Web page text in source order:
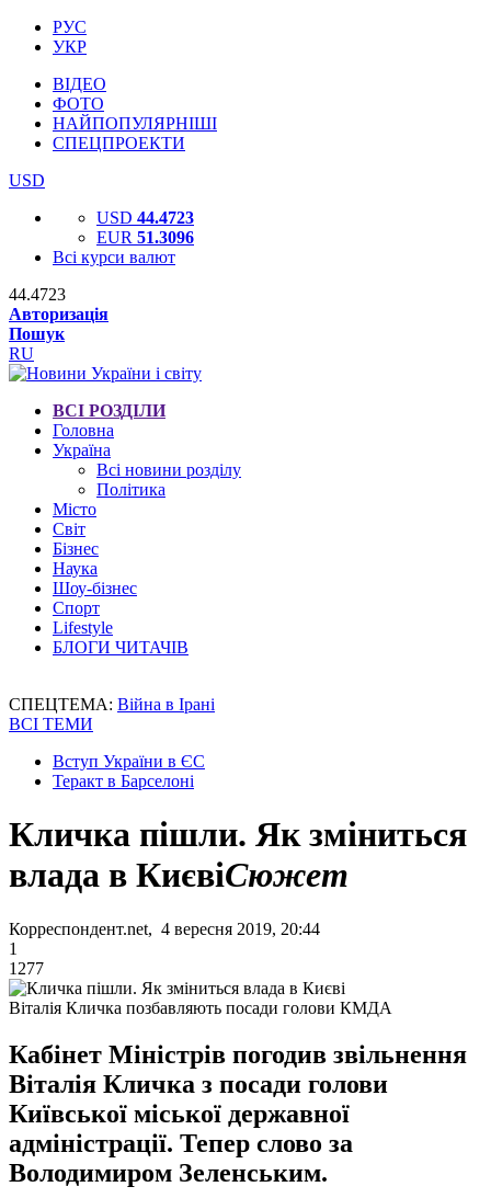
РУС
УКР
ВІДЕО
ФОТО
НАЙПОПУЛЯРНІШІ
СПЕЦПРОЕКТИ
USD
USD 44.4723
EUR 51.3096
Всі курси валют
44.4723
Авторизація
Пошук
RU
ВСІ РОЗДІЛИ
Головна
Україна
Всі новини розділу
Політика
Місто
Світ
Бізнес
Наука
Шоу-бізнес
Спорт
Lifestyle
БЛОГИ ЧИТАЧІВ
СПЕЦТЕМА: Війна в Ірані
ВСІ ТЕМИ
Вступ України в ЄС
Теракт в Барселоні
Кличка пішли. Як зміниться
влада в КиєвіСюжет
Корреспондент.net, 4 вересня 2019, 20:44
1
1277
Віталія Кличка позбавляють посади голови КМДА
Кабінет Міністрів погодив звільнення
Віталія Кличка з посади голови
Київської міської державної
адміністрації. Тепер слово за
Володимиром Зеленським.